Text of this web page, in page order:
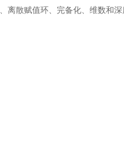
散赋值环、完备化、维数和深